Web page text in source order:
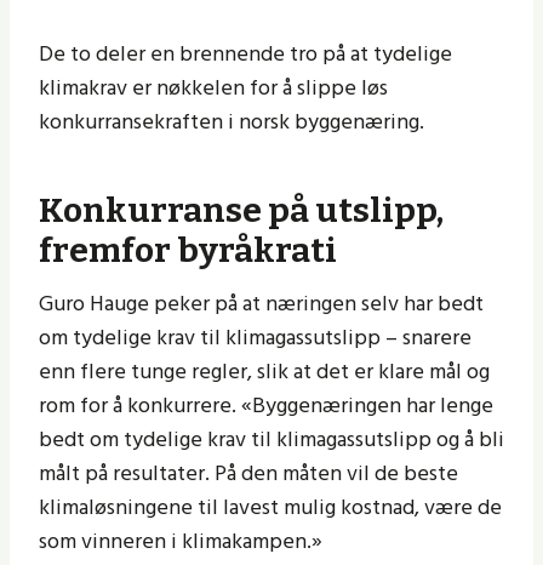
De to deler en brennende tro på at tydelige
klimakrav er nøkkelen for å slippe løs
konkurransekraften i norsk byggenæring.
Konkurranse på utslipp,
fremfor byråkrati
Guro Hauge peker på at næringen selv har bedt
om tydelige krav til klimagassutslipp – snarere
enn flere tunge regler, slik at det er klare mål og
rom for å konkurrere. «Byggenæringen har lenge
bedt om tydelige krav til klimagassutslipp og å bli
målt på resultater. På den måten vil de beste
klimaløsningene til lavest mulig kostnad, være de
som vinneren i klimakampen.»